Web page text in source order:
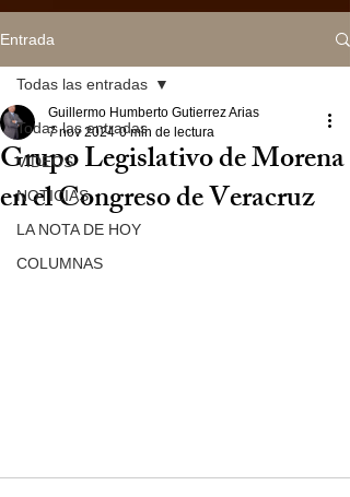
Entrada
Todas las entradas
VIDEOS
NOTICIAS
LA NOTA DE HOY
COLUMNAS
Todas las entradas
Grupo Legislativo de Morena
en el Congreso de Veracruz
Guillermo Humberto Gutierrez Arias
7 nov 2024 0 min de lectura